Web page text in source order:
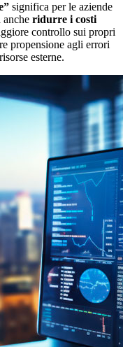
significa per le aziende
anche ridurre i costi
controllo sui propri
propensione agli errori
esterne.